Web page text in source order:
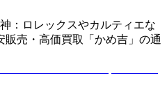
：ロレックスやカルティエな
販売・高価買取「かめ吉」の通